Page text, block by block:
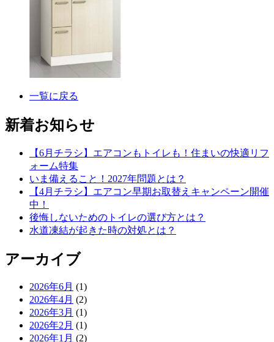
一覧に戻る
新着お知らせ
【6月チラシ】エアコンもトイレも！住まいの快適リフ
ォーム特集
いま備えること！2027年問題とは？
【4月チラシ】エアコン早期お取替えキャンペーン開催
中！
後悔しないためのトイレの選び方とは？
水道凍結が起きた時の対処とは？
アーカイブ
2026年6月 (1)
2026年4月 (2)
2026年3月 (1)
2026年2月 (1)
2026年1月 (2)